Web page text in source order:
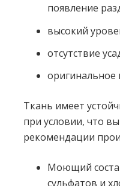
появление
высокий
отсутствие
оригинальное
Ткань имеет
при условии, что
рекомендации
Моющий
сульфатов и